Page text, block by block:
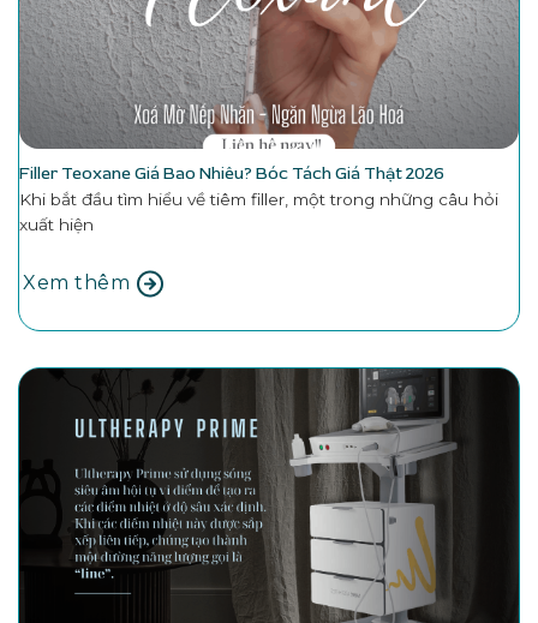
Filler Teoxane Giá Bao Nhiêu? Bóc Tách Giá Thật 2026
Khi bắt đầu tìm hiểu về tiêm filler, một trong những câu hỏi
xuất hiện
Xem thêm